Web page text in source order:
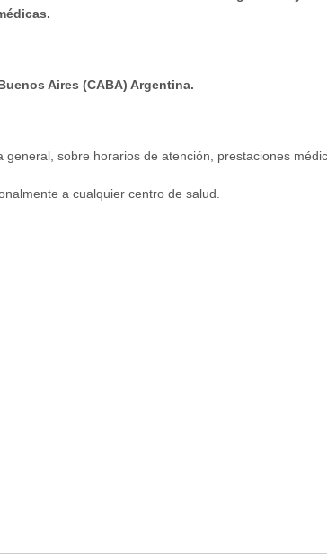
Aires (CABA) Argentina.
sobre horarios de atención, prestaciones
a cualquier centro de salud.